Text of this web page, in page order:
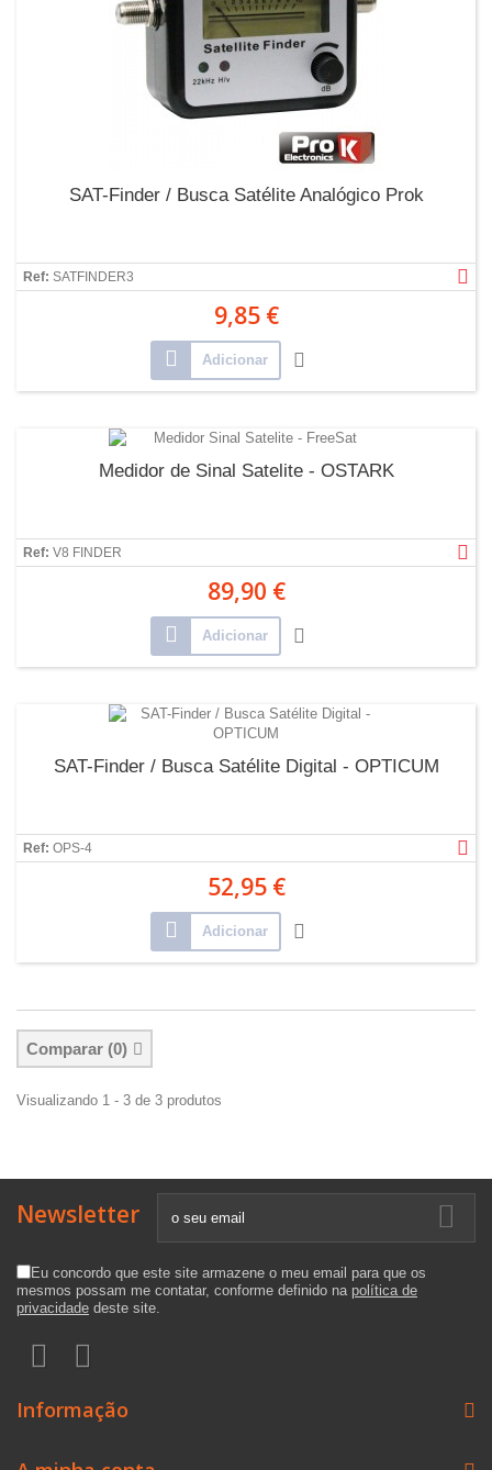
SAT-Finder / Busca Satélite Analógico Prok
Ref: SATFINDER3
9,85 €
Adicionar
Medidor de Sinal Satelite - OSTARK
Ref: V8 FINDER
89,90 €
Adicionar
SAT-Finder / Busca Satélite Digital - OPTICUM
Ref: OPS-4
52,95 €
Adicionar
Comparar (0)
Visualizando 1 - 3 de 3 produtos
Newsletter
Eu concordo que este site armazene o meu email para que os
mesmos possam me contatar, conforme definido na política de
privacidade deste site.
Informação